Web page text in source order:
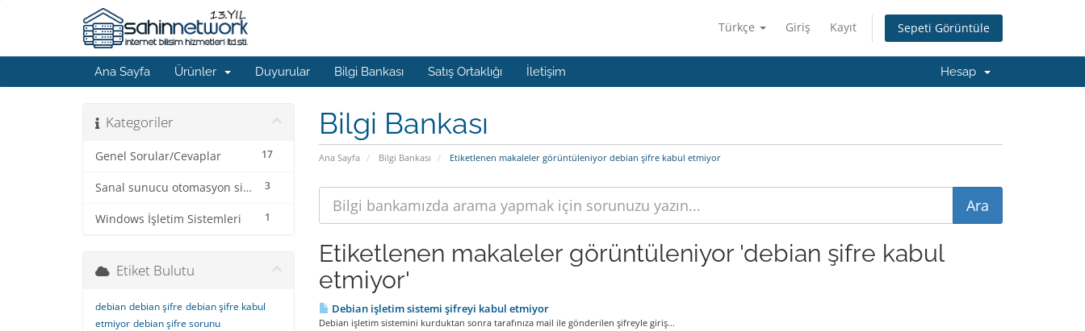
Türkçe Giriş Kayıt Sepeti Görüntüle
Ana Sayfa Ürünler Duyurular Bilgi Bankası Satış Ortaklığı İletişim Hesap
Bilgi Bankası
Ana Sayfa Bilgi Bankası Etiketlenen makaleler görüntüleniyor debian şifre kabul etmiyor
Kategoriler
17
Genel Sorular/Cevaplar
3
Sanal sunucu otomasyon sistemi
1
Windows İşletim Sistemleri
Etiketlenen makaleler görüntüleniyor 'debian şifre kabul
etmiyor'
Debian işletim sistemi şifreyi kabul etmiyor
Debian işletim sistemini kurduktan sonra tarafınıza mail ile gönderilen şifreyle giriş...
Etiket Bulutu
debian debian şifre debian şifre kabul
etmiyor debian şifre sorunu